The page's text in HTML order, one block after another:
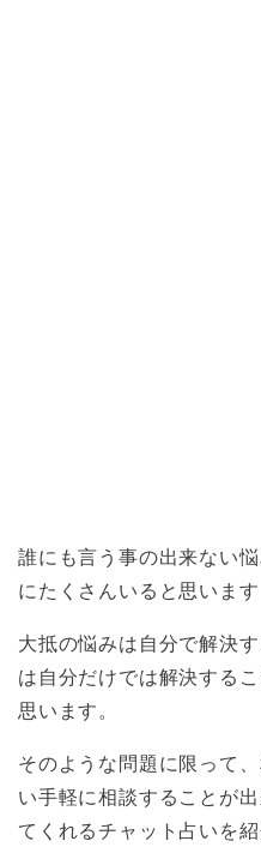
誰にも言う事の出来ない
にたくさんいると思います
大抵の悩みは自分で解決
は自分だけでは解決する
思います。
そのような問題に限って
い手軽に相談することが
てくれるチャット占いを